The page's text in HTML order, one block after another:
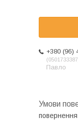
+380 (96)
0501733387
Павло